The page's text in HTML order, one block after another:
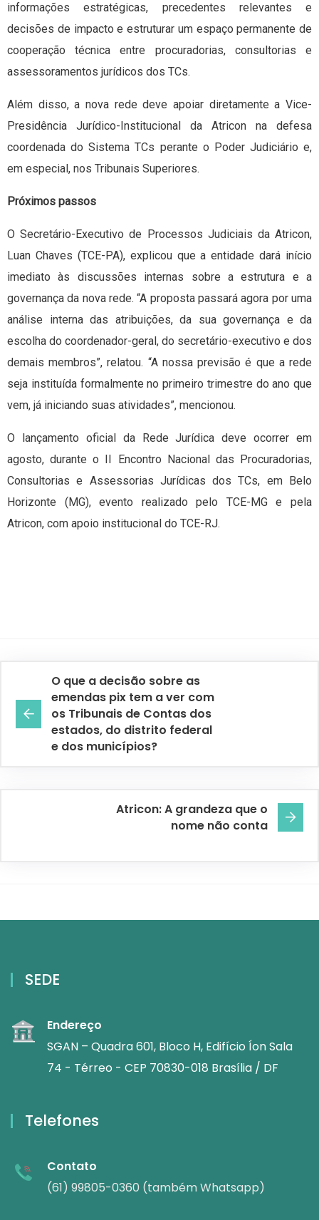
informações estratégicas, precedentes relevantes e
decisões de impacto e estruturar um espaço permanente de
cooperação técnica entre procuradorias, consultorias e
assessoramentos jurídicos dos TCs.
Além disso, a nova rede deve apoiar diretamente a Vice-
Presidência Jurídico-Institucional da Atricon na defesa
coordenada do Sistema TCs perante o Poder Judiciário e,
em especial, nos Tribunais Superiores.
Próximos passos
O Secretário-Executivo de Processos Judiciais da Atricon,
Luan Chaves (TCE-PA), explicou que a entidade dará início
imediato às discussões internas sobre a estrutura e a
governança da nova rede. “A proposta passará agora por uma
análise interna das atribuições, da sua governança e da
escolha do coordenador-geral, do secretário-executivo e dos
demais membros”, relatou. “A nossa previsão é que a rede
seja instituída formalmente no primeiro trimestre do ano que
vem, já iniciando suas atividades”, mencionou.
O lançamento oficial da Rede Jurídica deve ocorrer em
agosto, durante o II Encontro Nacional das Procuradorias,
Consultorias e Assessorias Jurídicas dos TCs, em Belo
Horizonte (MG), evento realizado pelo TCE-MG e pela
Atricon, com apoio institucional do TCE-RJ.
O que a decisão sobre as
emendas pix tem a ver com
os Tribunais de Contas dos
estados, do distrito federal
e dos municípios?
Atricon: A grandeza que o
nome não conta
SEDE
Endereço
SGAN – Quadra 601, Bloco H, Edifício Íon Sala
74 - Térreo - CEP 70830-018 Brasília / DF
Telefones
Contato
(61) 99805-0360 (também Whatsapp)